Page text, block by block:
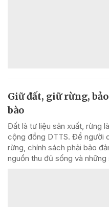
Giữ đất, giữ rừng,
bào
Đất là tư liệu sản xuất, rừng
cộng đồng DTTS. Để người
rừng, chính sách phải bảo
nguồn thu đủ sống và những